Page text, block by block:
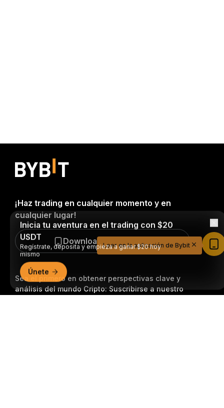
Sea el primero en obtener perspectivas clave y
análisis del mundo Cripto: Suscribirse a nuestro
¡Haz trading en cualquier momento y en
cualquier lugar!
Download Bybit App
Inicia tu aventura en el trading con $20
USDT
Regístrate, deposita y empieza a ganar $20 hoy
mismo
Únete
Leer en la aplicación de Bybit